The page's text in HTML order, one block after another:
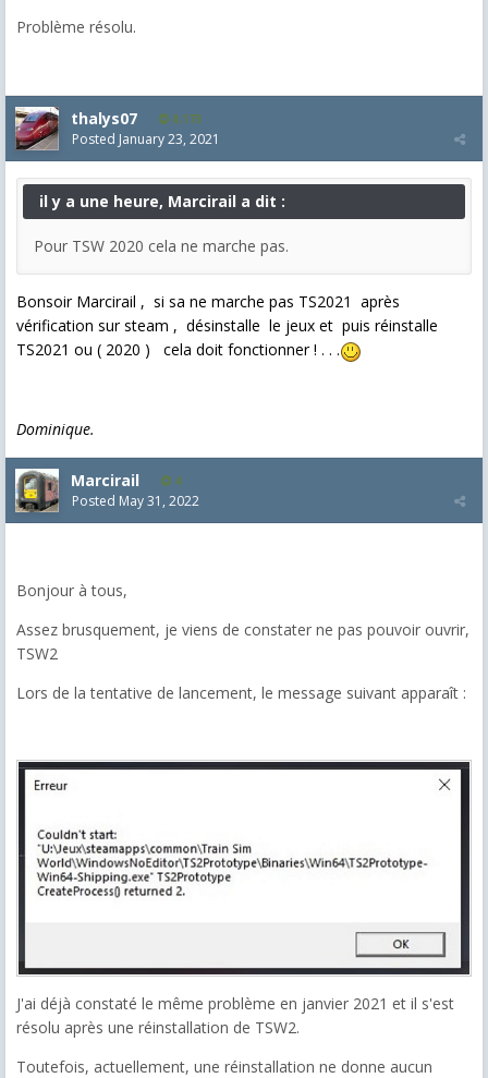
Problème résolu.
thalys07 8,173
Posted January 23, 2021
il y a une heure, Marcirail a dit :
Pour TSW 2020 cela ne marche pas.
Bonsoir Marcirail , si sa ne marche pas TS2021 après
vérification sur steam , désinstalle le jeux et puis réinstalle
TS2021 ou ( 2020 ) cela doit fonctionner ! . . .
Dominique.
Marcirail 4
Posted May 31, 2022
Bonjour à tous,
Assez brusquement, je viens de constater ne pas pouvoir ouvrir,
TSW2
Lors de la tentative de lancement, le message suivant apparaît :
J'ai déjà constaté le même problème en janvier 2021 et il s'est
résolu après une réinstallation de TSW2.
Toutefois, actuellement, une réinstallation ne donne aucun